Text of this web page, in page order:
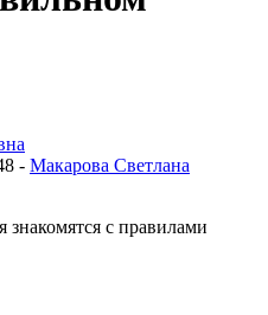
- Макарова Светлана
знакомятся с правилами